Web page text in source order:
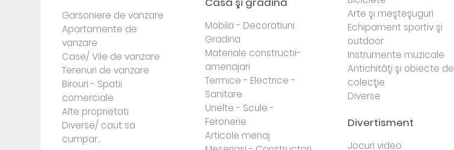
Garsoniere de vanzare
Apartamente de
vanzare
Case/ Vile de vanzare
Terenuri de vanzare
Birouri - Spatii
comerciale
Alte proprietati
Diverse/ caut sa
cumpar...
Mobila - Decoratiuni
Gradina
Materiale constructii-
amenajari
Termice - Electrice -
Sanitare
Unelte - Scule -
Feronerie
Articole menaj
Arte şi meşteşuguri
Echipament sportiv şi
outdoor
Instrumente muzicale
Antichităţi şi obiecte de
colecţie
Diverse
Divertisment
Jocuri video